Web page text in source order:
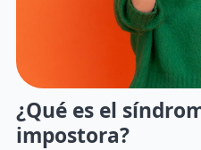
¿Qué es el
impostora?